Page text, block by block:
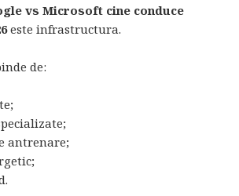
vs Microsoft cine conduce
este infrastructura.
de:
antrenare;